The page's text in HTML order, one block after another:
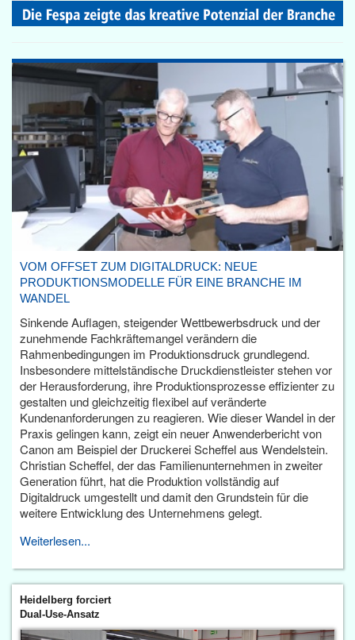
VOM OFFSET ZUM DIGITALDRUCK: NEUE
PRODUKTIONSMODELLE FÜR EINE BRANCHE IM
WANDEL
Sinkende Auflagen, steigender Wettbewerbsdruck und der
zunehmende Fachkräftemangel verändern die
Rahmenbedingungen im Produktionsdruck grundlegend.
Insbesondere mittelständische Druckdienstleister stehen vor
der Herausforderung, ihre Produktionsprozesse effizienter zu
gestalten und gleichzeitig flexibel auf veränderte
Kundenanforderungen zu reagieren. Wie dieser Wandel in der
Praxis gelingen kann, zeigt ein neuer Anwenderbericht von
Canon am Beispiel der Druckerei Scheffel aus Wendelstein.
Christian Scheffel, der das Familienunternehmen in zweiter
Generation führt, hat die Produktion vollständig auf
Digitaldruck umgestellt und damit den Grundstein für die
weitere Entwicklung des Unternehmens gelegt.
Weiterlesen...
Heidelberg forciert
Dual-Use-Ansatz